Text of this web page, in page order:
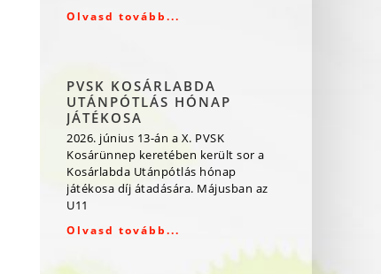
Olvasd tovább...
PVSK KOSÁRLABDA
UTÁNPÓTLÁS HÓNAP
JÁTÉKOSA
2026. június 13-án a X. PVSK
Kosárünnep keretében került sor a
Kosárlabda Utánpótlás hónap
játékosa díj átadására. Májusban az
U11
Olvasd tovább...